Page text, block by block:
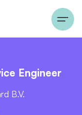
Engineer
B.V.